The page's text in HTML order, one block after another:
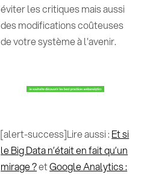
éviter les critiques mais aussi
des modifications coûteuses
de votre système à l'avenir.
[alert-success]Lire aussi : Et si
le Big Data n’était en fait qu’un
mirage ?etGoogle Analytics :